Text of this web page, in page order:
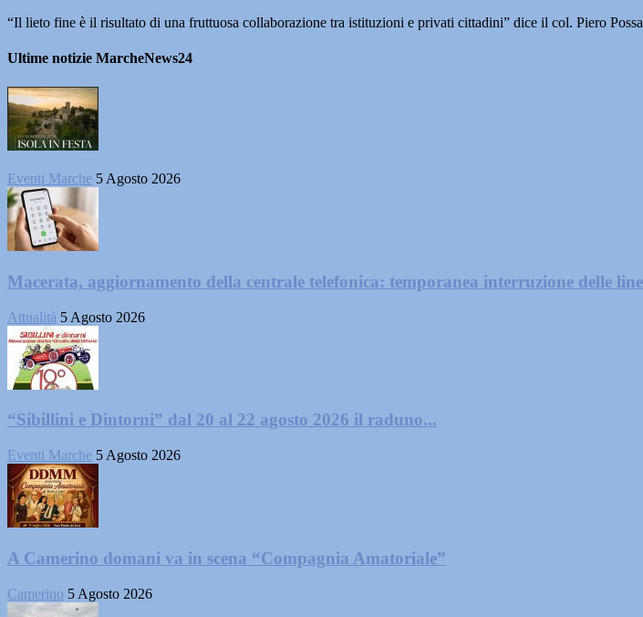
“Il lieto fine è il risultato di una fruttuosa collaborazione tra istituzioni e privati cittadini” dice il col. Piero
Ultime notizie MarcheNews24
Eventi Marche 5 Agosto 2026
Macerata, aggiornamento della centrale telefonica: temporanea interruzione delle
Attualità 5 Agosto 2026
“Sibillini e Dintorni” dal 20 al 22 agosto 2026 il raduno...
Eventi Marche 5 Agosto 2026
A Camerino domani va in scena “Compagnia Amatoriale”
Camerino 5 Agosto 2026